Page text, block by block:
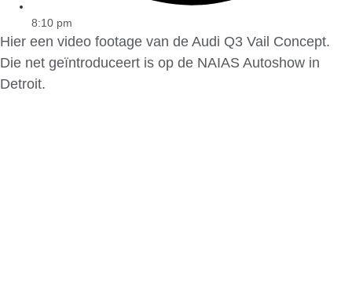
8:10 pm
Hier een video footage van de Audi Q3 Vail Concept.
Die net geïntroduceert is op de NAIAS Autoshow in
Detroit.